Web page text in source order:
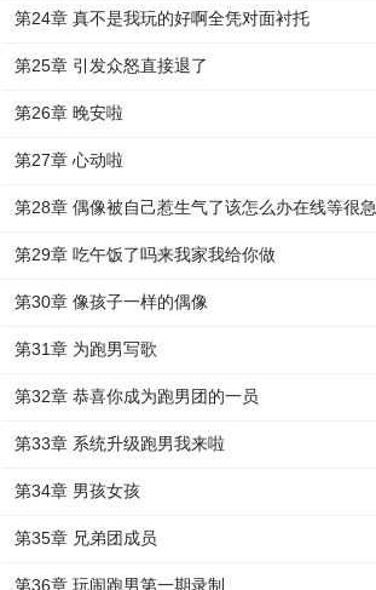
第24章 真不是我玩的好啊全凭对面衬托
第25章 引发众怒直接退了
第26章 晚安啦
第27章 心动啦
第28章 偶像被自己惹生气了该怎么办在线等很急
第29章 吃午饭了吗来我家我给你做
第30章 像孩子一样的偶像
第31章 为跑男写歌
第32章 恭喜你成为跑男团的一员
第33章 系统升级跑男我来啦
第34章 男孩女孩
第35章 兄弟团成员
第36章 玩闹跑男第一期录制